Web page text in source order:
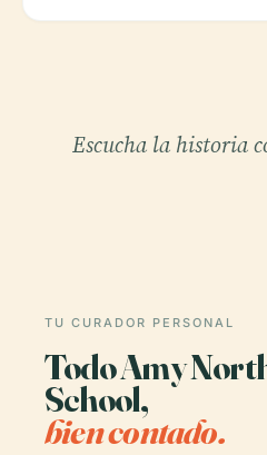
Escucha la historia
TU CURADOR PERSONAL
Todo Amy
School,
bien contado.